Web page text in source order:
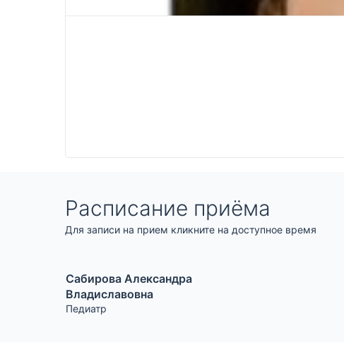
Расписание приёма
Для записи на прием кликните на доступное время
Сабирова Александра
Владиславовна
Педиатр